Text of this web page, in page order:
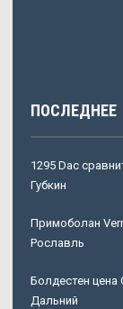
ПОСЛЕДНЕЕ
1295 Dac
Губкин
Примоболан
Рославль
Болдестен цена
Дальний